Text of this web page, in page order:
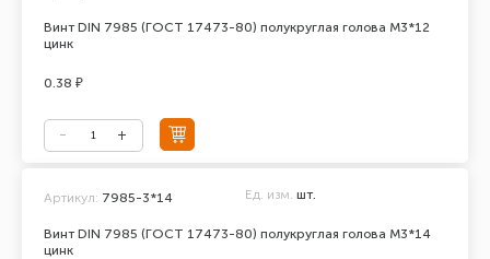
Винт DIN 7985 (ГОСТ 17473-80) полукруглая голова М3*12
цинк
0.38 ₽
Винт DIN 7985 (ГОСТ 17473-80) полукруглая голова М3*14
цинк
Артикул: 7985-3*14 Ед. изм. шт.